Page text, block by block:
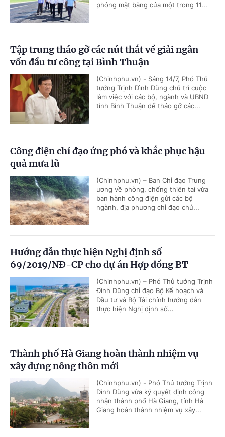
phóng mặt bằng của một trong 11...
Tập trung tháo gỡ các nút thắt về giải ngân
vốn đầu tư công tại Bình Thuận
(Chinhphu.vn) - Sáng 14/7, Phó Thủ
tướng Trịnh Đình Dũng chủ trì cuộc
làm việc với các bộ, ngành và UBND
tỉnh Bình Thuận để tháo gỡ các...
Công điện chỉ đạo ứng phó và khắc phục hậu
quả mưa lũ
(Chinhphu.vn) – Ban Chỉ đạo Trung
ương về phòng, chống thiên tai vừa
ban hành công điện gửi các bộ
ngành, địa phương chỉ đạo chủ...
Hướng dẫn thực hiện Nghị định số
69/2019/NĐ-CP cho dự án Hợp đồng BT
(Chinhphu.vn) – Phó Thủ tướng Trịnh
Đình Dũng chỉ đạo Bộ Kế hoạch và
Đầu tư và Bộ Tài chính hướng dẫn
thực hiện Nghị định số...
Thành phố Hà Giang hoàn thành nhiệm vụ
xây dựng nông thôn mới
(Chinhphu.vn) - Phó Thủ tướng Trịnh
Đình Dũng vừa ký quyết định công
nhận thành phố Hà Giang, tỉnh Hà
Giang hoàn thành nhiệm vụ xây...